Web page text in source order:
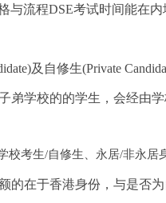
流程DSE考试时间能在内
及自修生(Private
学校的的学生，会经由学
考生/自修生、永居/非永居
在于香港身份，与是否为